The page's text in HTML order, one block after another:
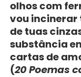
olhos com
vou incinerar
de tuas
substância
cartas de
(20 Poemas